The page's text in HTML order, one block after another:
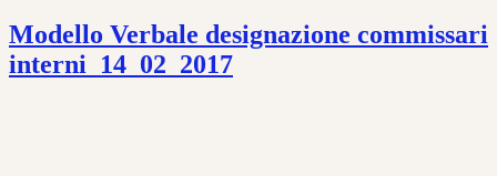
Modello Verbale designazione commissari
interni_14_02_2017